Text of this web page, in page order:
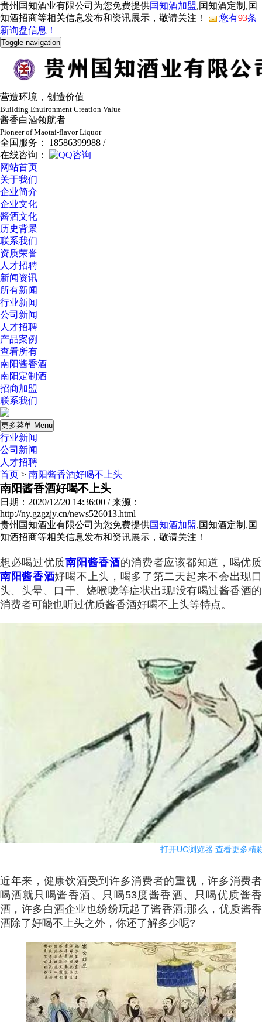
贵州国知酒业有限公司为您免费提供国知酒加盟,国知酒定制,国
知酒招商等相关信息发布和资讯展示，敬请关注！
您有93条
新询盘信息！
Toggle navigation
营造环境，创造价值
Building Enuironment Creation Value
酱香白酒领航者
Pioneer of Maotai-flavor Liquor
全国服务： 18586399988 /
在线咨询：
网站首页
关于我们
企业简介
企业文化
酱酒文化
历史背景
联系我们
资质荣誉
人才招聘
新闻资讯
所有新闻
行业新闻
公司新闻
人才招聘
产品案例
查看所有
南阳酱香酒
南阳定制酒
招商加盟
联系我们
更多菜单 Menu
行业新闻
公司新闻
人才招聘
首页 > 南阳酱香酒好喝不上头
南阳酱香酒好喝不上头
日期：2020/12/20 14:36:00 / 来源：
http://ny.gzgzjy.cn/news526013.html
贵州国知酒业有限公司为您免费提供国知酒加盟,国知酒定制,国
知酒招商等相关信息发布和资讯展示，敬请关注！
想必喝过优质南阳酱香酒的消费者应该都知道，喝优质
南阳酱香酒好喝不上头，喝多了第二天起来不会出现口
头、头晕、口干、烧喉咙等症状出现!没有喝过酱香酒的
消费者可能也听过优质酱香酒好喝不上头等特点。
打开UC浏览器 查看更多精
近年来，健康饮酒受到许多消费者的重视，许多消费者
喝酒就只喝酱香酒、只喝53度酱香酒、只喝优质酱香
酒，许多白酒企业也纷纷玩起了酱香酒;那么，优质酱香
酒除了好喝不上头之外，你还了解多少呢?